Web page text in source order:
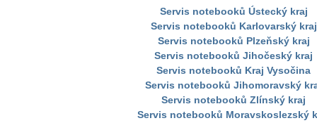
Servis notebooků Ústecký kraj
Servis notebooků Karlovarský kraj
Servis notebooků Plzeňský kraj
Servis notebooků Jihočeský kraj
Servis notebooků Kraj Vysočina
Servis notebooků Jihomoravský
Servis notebooků Zlínský kraj
Servis notebooků Moravskoslezský